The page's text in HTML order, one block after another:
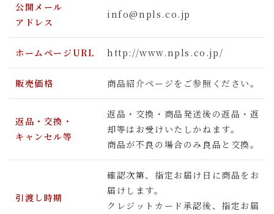
公開メール
アドレス
info@npls.co.jp
ホームページURL http://www.npls.co.jp/
販売価格 商品紹介ページをご参照ください。
返品・交換・
キャンセル等
返品・交換・商品発送後の返品・返
却等はお受けいたしかねます。
商品が不良の場合のみ良品と交換。
引渡し時期
確認次第、指定お届け日に商品をお
届けします。
クレジットカード承認後、指定お届